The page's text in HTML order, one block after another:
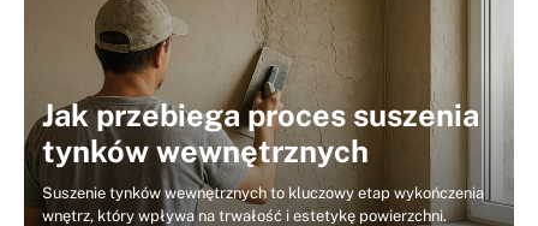
Jak przebiega proces suszenia
tynków wewnętrznych
Suszenie tynków wewnętrznych to kluczowy etap wykończenia
wnętrz, który wpływa na trwałość i estetykę powierzchni.